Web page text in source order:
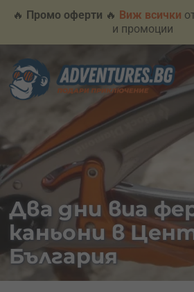
🔥 Промо оферти 🔥 Виж всички
и промоции
Два дни виа
каньони в
България